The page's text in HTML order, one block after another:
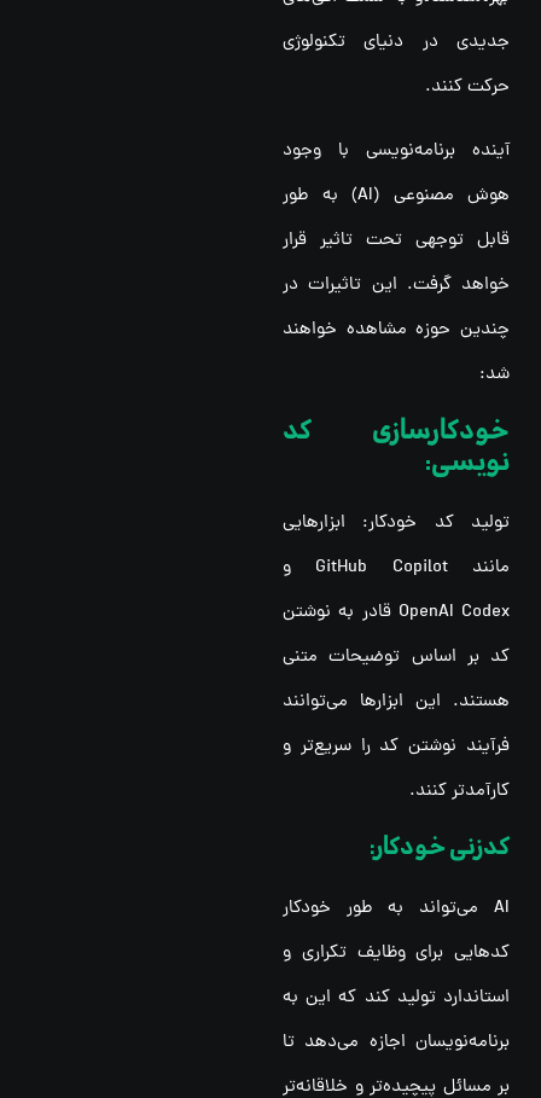
جدیدی در دنیای تکنولوژی
حرکت کنند.
آینده برنامه‌نویسی با وجود
هوش مصنوعی (AI) به طور
قابل توجهی تحت تاثیر قرار
خواهد گرفت. این تاثیرات در
چندین حوزه مشاهده خواهند
شد:
خودکارسازی کد
نویسی:
تولید کد خودکار: ابزارهایی
مانند GitHub Copilot و
OpenAI Codex قادر به نوشتن
کد بر اساس توضیحات متنی
هستند. این ابزارها می‌توانند
فرآیند نوشتن کد را سریع‌تر و
کارآمدتر کنند.
کدزنی خودکار:
AI می‌تواند به طور خودکار
کدهایی برای وظایف تکراری و
استاندارد تولید کند که این به
برنامه‌نویسان اجازه می‌دهد تا
بر مسائل پیچیده‌تر و خلاقانه‌تر